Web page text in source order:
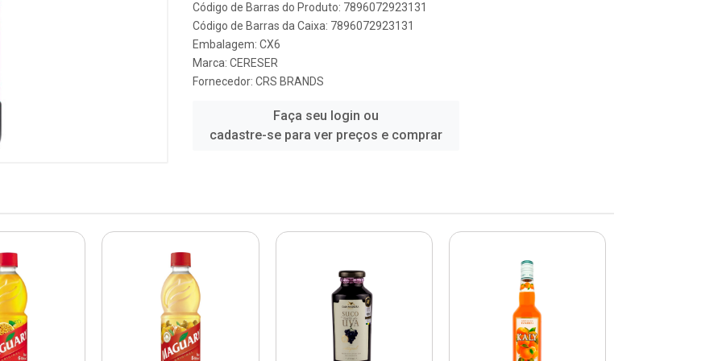
Código de Barras do Produto: 7896072923131
Código de Barras da Caixa: 7896072923131
Embalagem: CX6
Marca: CERESER
Fornecedor: CRS BRANDS
Faça seu login ou
cadastre-se para ver preços e comprar